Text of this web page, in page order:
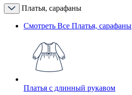
Платья, сарафаны
Смотреть Все Платья, сарафаны
Платья с длинный рукавом